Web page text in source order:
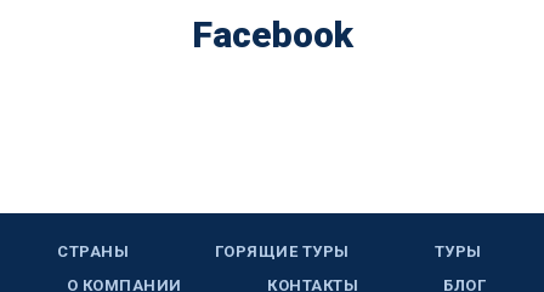
Facebook
СТРАНЫ ГОРЯЩИЕ ТУРЫ
ТУРЫ
О КОМПАНИИ
КОНТАКТЫ БЛОГ